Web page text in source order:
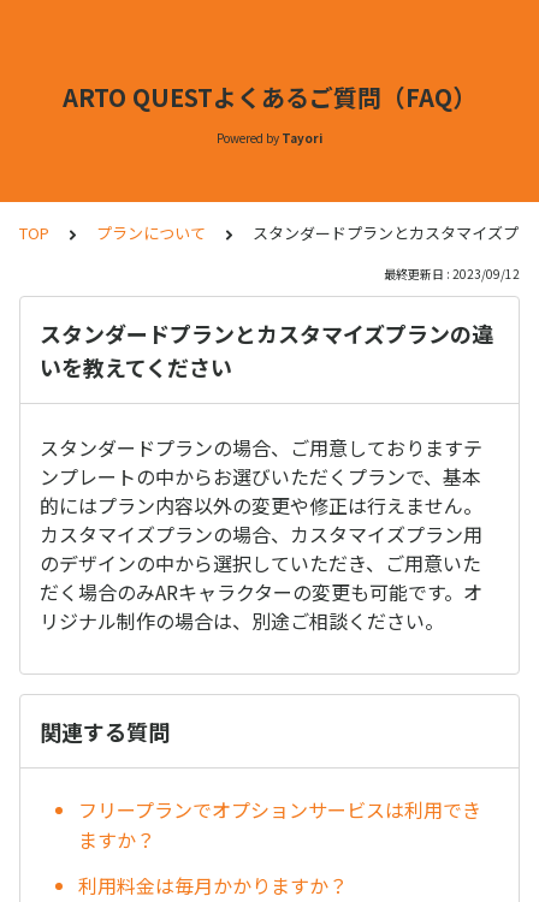
ARTO QUESTよくあるご質問（FAQ）
Powered by Tayori
TOP プランについて スタンダードプランとカスタマイズプ
最終更新日 : 2023/09/12
スタンダードプランとカスタマイズプランの違
いを教えてください
スタンダードプランの場合、ご用意しておりますテ
ンプレートの中からお選びいただくプランで、基本
的にはプラン内容以外の変更や修正は行えません。
カスタマイズプランの場合、カスタマイズプラン用
のデザインの中から選択していただき、ご用意いた
だく場合のみARキャラクターの変更も可能です。オ
リジナル制作の場合は、別途ご相談ください。
関連する質問
フリープランでオプションサービスは利用でき
ますか？
利用料金は毎月かかりますか？